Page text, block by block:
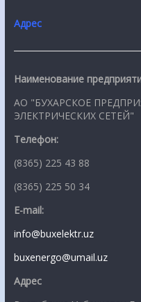
Адрес
Наименование
АО "БУХАРСКОЕ
ЭЛЕКТРИЧЕСКИХ СЕТЕЙ"
Телефон:
(8365) 225 43 88
(8365) 225 50 34
E-mail:
info@buxelektr.uz
buxenergo@umail.uz
Адрес